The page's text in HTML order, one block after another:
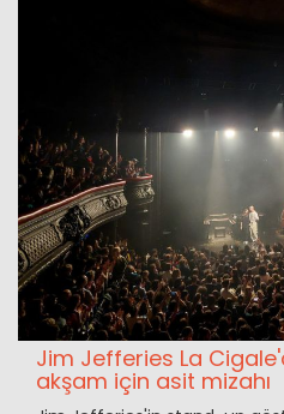
Jim Jefferies La
akşam için asit mizahı